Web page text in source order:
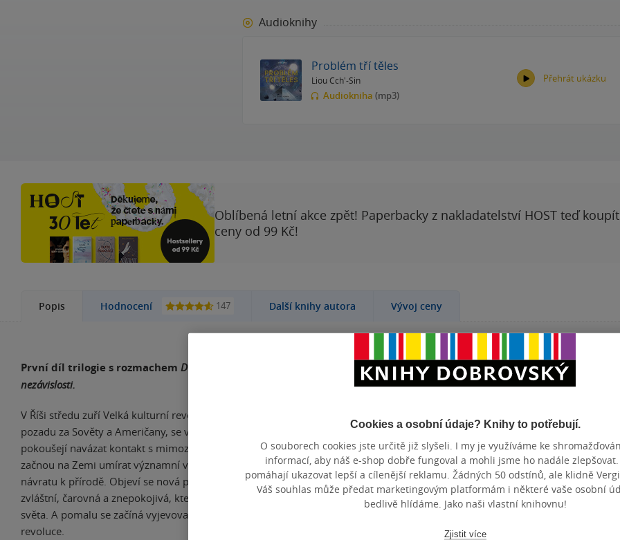
Audioknihy
Problém tří těles
Liou Cch'-Sin
Audiokniha (mp3)
Přehrát ukázku
Oblíbená letní akce zpět! Paperbacky z nakladatelství HOST teď
ceny od 99 Kč!
Popis Hodnocení 147 Další knihy autora Vývoj ceny
První díl trilogie s rozmachem Duny
Den
nezávislosti.
V Říši středu zuří Velká kulturní revoluce a Číňané, kteří nechtějí zůstat
pozadu za Sověty a Američany, se v rámci tajného vojenského projektu
pokoušejí navázat kontakt s mimozemskými civilizacemi. Třicet let poté
začnou na Zemi umírat významní vědci a vznikají sekty, které vybízejí k
návratu k přírodě. Objeví se nová počítačová hra pro virtuální realitu,
zvláštní, čarovná a znepokojivá, která jako by ani nepocházela z tohoto
světa. A pomalu se začíná vyjevovat pravda o tajném projektu z éry Kulturní
revoluce.
SÉRIE
2.
3.
4. The
KATEGORIE
Knihy»
Cookies a osobní údaje? Knihy to potřebují.
O souborech cookies jste určitě již slyšeli. I my je využíváme ke
informací, aby náš e-shop dobře fungoval a mohli jsme ho nadále zlepšovat.
pomáhají ukazovat lepší a cílenější reklamu. Žádných 50 odstínů, ale klidně
Váš souhlas může předat marketingovým platformám i některé vaše osobní
bedlivě hlídáme. Jako naši vlastní knihovnu!
Zjistit více